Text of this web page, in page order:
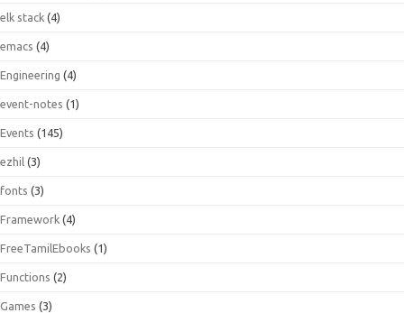
elk stack (4)
emacs (4)
Engineering (4)
event-notes (1)
Events (145)
ezhil (3)
fonts (3)
Framework (4)
FreeTamilEbooks (1)
Functions (2)
Games (3)